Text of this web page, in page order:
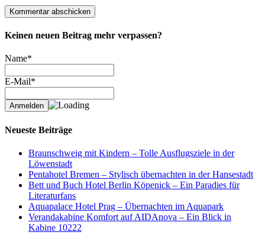
Keinen neuen Beitrag mehr verpassen?
Name*
E-Mail*
Neueste Beiträge
Braunschweig mit Kindern – Tolle Ausflugsziele in der
Löwenstadt
Pentahotel Bremen – Stylisch übernachten in der Hansestadt
Bett und Buch Hotel Berlin Köpenick – Ein Paradies für
Literaturfans
Aquapalace Hotel Prag – Übernachten im Aquapark
Verandakabine Komfort auf AIDAnova – Ein Blick in
Kabine 10222